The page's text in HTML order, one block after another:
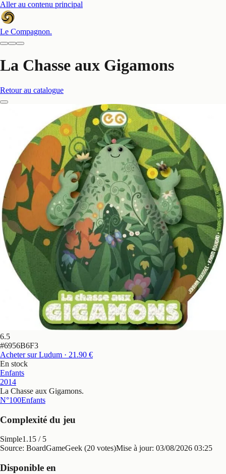
Aller au contenu principal
Le Compagnon.
La Chasse aux Gigamons
Retour au catalogue
6.5
#6956B6F3
Acheter sur Ludum · 21.90 €
En stock
Enfants
2014
La Chasse aux Gigamons.
N°100Enfants
Complexité du jeu
Simple1.15 / 5
Source: BoardGameGeek (20 votes)Mise à jour: 03/08/2026 03:25
Disponible en